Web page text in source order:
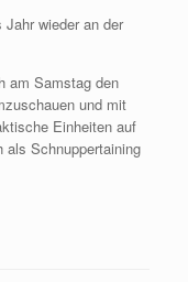
wieder an der
am Samstag den
und mit
Einheiten auf
als Schnuppertaining